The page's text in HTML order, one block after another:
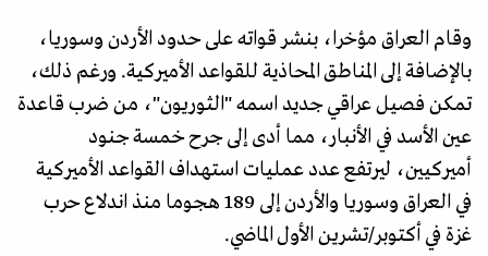
وقام العراق مؤخرا، بنشر قواته على حدود الأردن وسوريا،
بالإضافة إلى المناطق المحاذية للقواعد الأميركية. ورغم ذلك،
تمكن فصيل عراقي جديد اسمه "الثوريون"، من ضرب قاعدة
عين الأسد في الأنبار، مما أدى إلى جرح خمسة جنود
أميركيين، ليرتفع عدد عمليات استهداف القواعد الأميركية
في العراق وسوريا والأردن إلى 189 هجوما منذ اندلاع حرب
غزة في أكتوبر/تشرين الأول الماضي.